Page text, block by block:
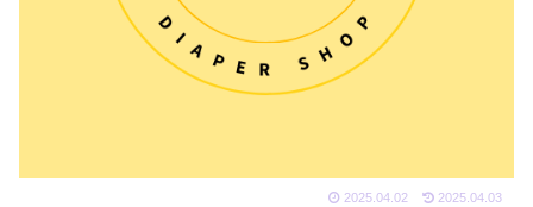
2025.04.02 2025.04.03